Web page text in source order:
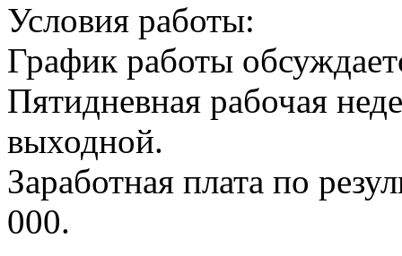
Условия работы:
График работы
Пятидневная рабочая
выходной.
Заработная плата по
000.